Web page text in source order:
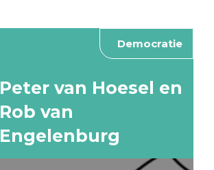
Democratie
Peter van Hoesel en
Rob van
Engelenburg